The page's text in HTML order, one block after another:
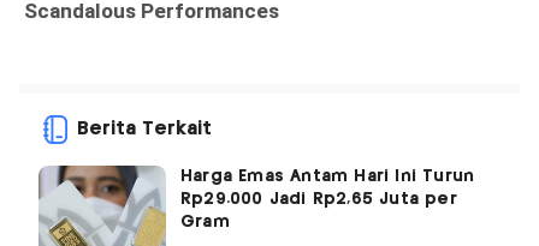
Berita Terkait
Harga Emas Antam Hari Ini Turun
Rp29.000 Jadi Rp2,65 Juta per
Gram